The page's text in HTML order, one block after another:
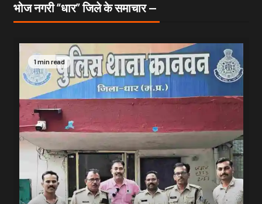
भोज नगरी “धार” जिले के समाचार —
1 min read